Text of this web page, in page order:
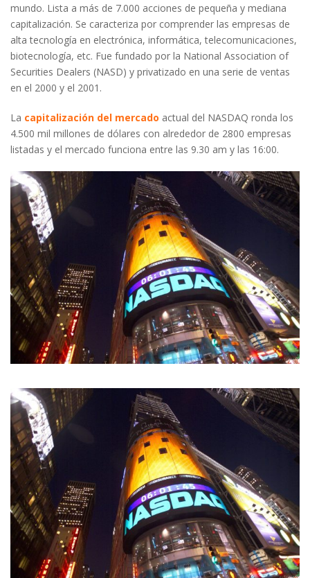
mundo. Lista a más de 7.000 acciones de pequeña y mediana
capitalización. Se caracteriza por comprender las empresas de
alta tecnología en electrónica, informática, telecomunicaciones,
biotecnología, etc. Fue fundado por la National Association of
Securities Dealers (NASD) y privatizado en una serie de ventas
en el 2000 y el 2001.
La capitalización del mercado actual del NASDAQ ronda los
4.500 mil millones de dólares con alrededor de 2800 empresas
listadas y el mercado funciona entre las 9.30 am y las 16:00.